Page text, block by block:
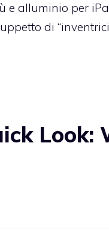
e alluminio per
di
Look: